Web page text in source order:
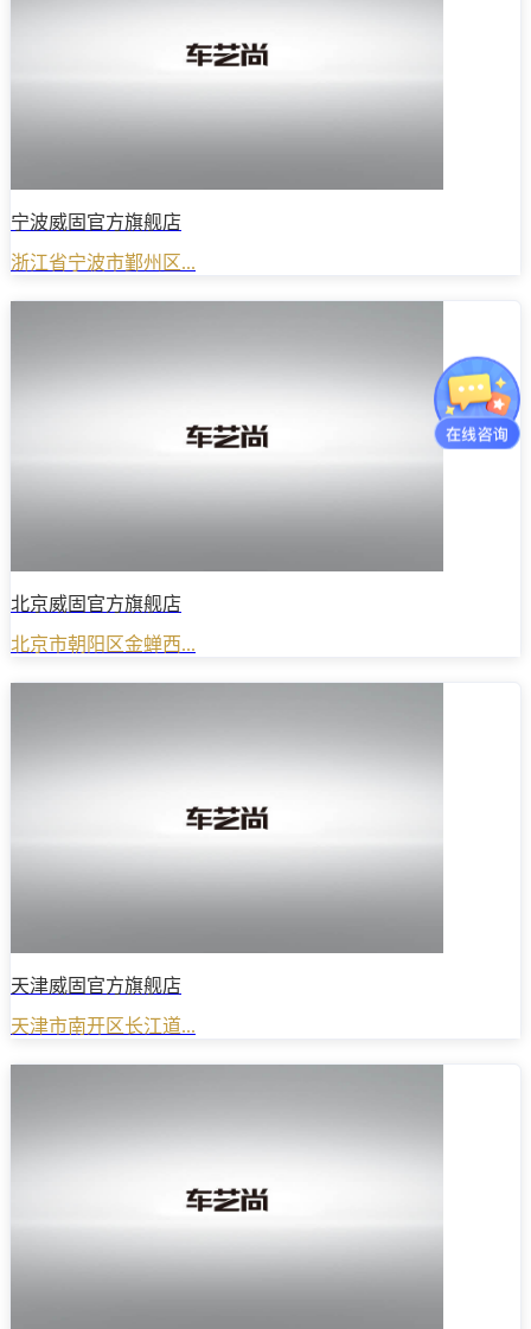
宁波威固官方旗舰店
浙江省宁波市鄞州区...
北京威固官方旗舰店
北京市朝阳区金蝉西...
天津威固官方旗舰店
天津市南开区长江道...